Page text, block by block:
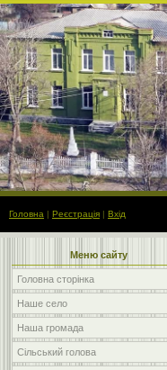
Головна | Реєстрація | Вхід
Меню сайту
Головна сторінка
Наше село
Наша громада
Сільський голова